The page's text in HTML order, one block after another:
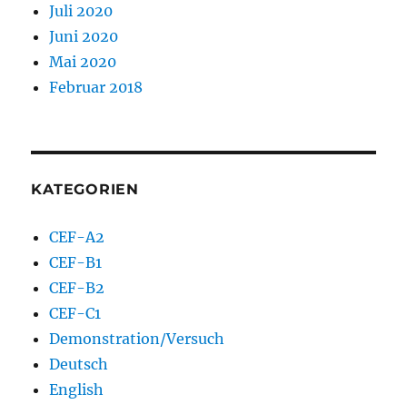
Juli 2020
Juni 2020
Mai 2020
Februar 2018
KATEGORIEN
CEF-A2
CEF-B1
CEF-B2
CEF-C1
Demonstration/Versuch
Deutsch
English